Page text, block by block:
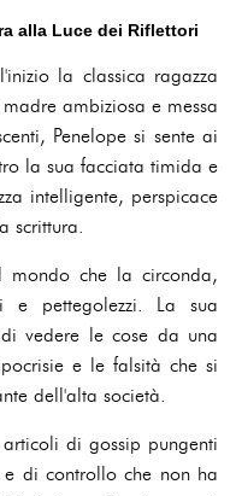
alla Luce dei Riflettori
la classica ragazza
ambiziosa e messa
Penelope si sente ai
la sua facciata timida e
intelligente, perspicace
scrittura.
mondo che la circonda,
e pettegolezzi. La sua
vedere le cose da una
e le falsità che si
dell'alta società.
articoli di gossip pungenti
di controllo che non ha